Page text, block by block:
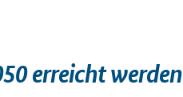
erreicht werden